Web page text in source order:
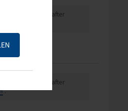
and stock visible after
and stock visible after
.